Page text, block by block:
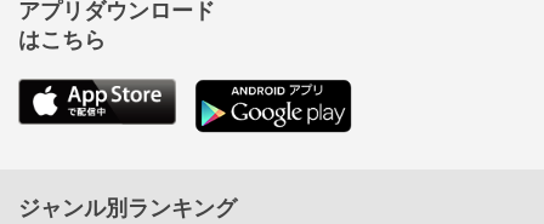
アプリダウンロード
はこちら
ジャンル別ランキング